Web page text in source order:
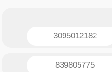
3095012182
839805775